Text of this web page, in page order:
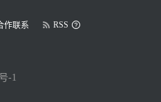
作联系 RSS
-1